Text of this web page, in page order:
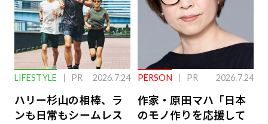
LIFESTYLE PR 2026.7.24
ハリー杉山の相棒、ラ
ンも日常もシームレス
PERSON PR 2026.7.24
作家・原田マハ「日本
のモノ作りを応援して